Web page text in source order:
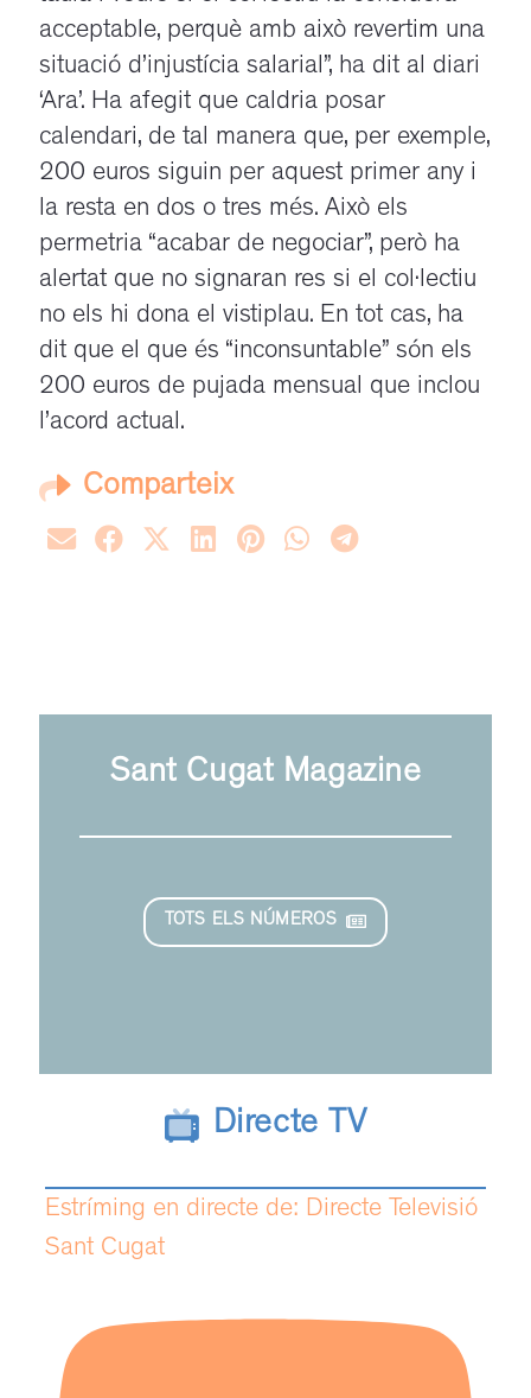
acceptable, perquè amb això revertim una
situació d’injustícia salarial”, ha dit al diari
‘Ara’. Ha afegit que caldria posar
calendari, de tal manera que, per exemple,
200 euros siguin per aquest primer any i
la resta en dos o tres més. Això els
permetria “acabar de negociar”, però ha
alertat que no signaran res si el col·lectiu
no els hi dona el vistiplau. En tot cas, ha
dit que el que és “inconsuntable” són els
200 euros de pujada mensual que inclou
l’acord actual.
Comparteix
Sant Cugat Magazine
TOTS ELS NÚMEROS
Directe TV
Estríming en directe de: Directe Televisió
Sant Cugat